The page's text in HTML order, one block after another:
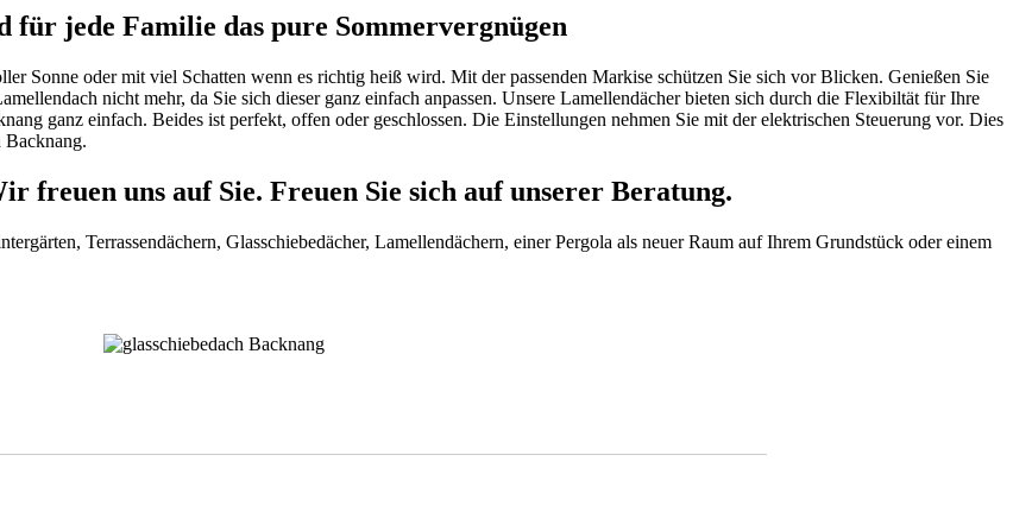
für jede Familie das pure Sommervergnügen
Sonne oder mit viel Schatten wenn es richtig heiß wird. Mit der passenden Markise schützen Sie sich vor Blicken. Genießen Sie
nicht mehr, da Sie sich dieser ganz einfach anpassen. Unsere Lamellendächer bieten sich durch die Flexibiltät für Ihre
ganz einfach. Beides ist perfekt, offen oder geschlossen. Die Einstellungen nehmen Sie mit der elektrischen Steuerung vor. Dies
Backnang.
freuen uns auf Sie. Freuen Sie sich auf unserer Beratung.
Terrassendächern, Glasschiebedächer, Lamellendächern, einer Pergola als neuer Raum auf Ihrem Grundstück oder einem